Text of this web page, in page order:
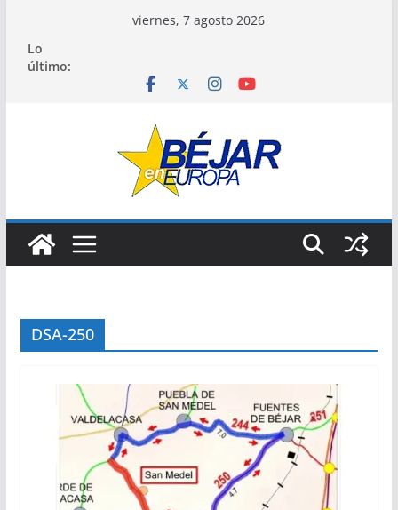
contenido
viernes, 7 agosto 2026
Lo
último:
DSA-250